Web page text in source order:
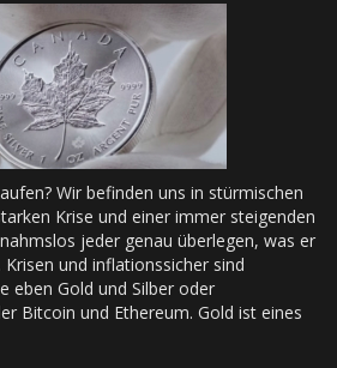
Wir befinden uns in stürmischen
Krise und einer immer steigenden
jeder genau überlegen, was er
und inflationssicher sind
eben Gold und Silber oder
Bitcoin und Ethereum. Gold ist eines